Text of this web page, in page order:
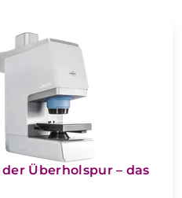
Überholspur – das